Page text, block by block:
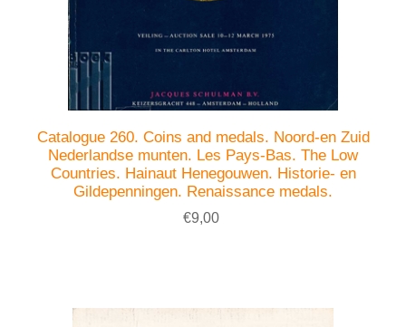
Catalogue 260. Coins and medals. Noord-en Zuid
Nederlandse munten. Les Pays-Bas. The Low
Countries. Hainaut Henegouwen. Historie- en
Gildepenningen. Renaissance medals.
€9,00